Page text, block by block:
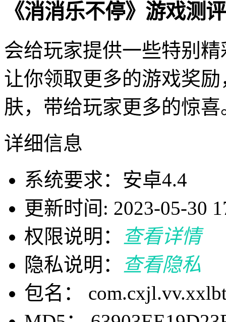
《消消乐不停》游戏测
会给玩家提供一些特别
让你领取更多的游戏奖
肤，带给玩家更多的惊喜
详细信息
系统要求：安卓4.4
更新时间: 2023-05-30
权限说明：
查看详情
隐私说明：
查看隐私
包名：